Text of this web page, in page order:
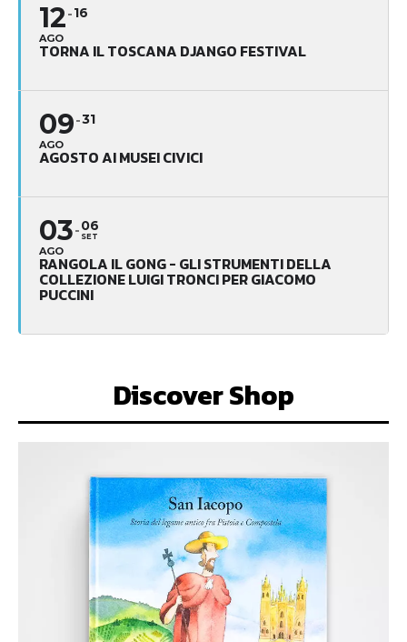
12
AGO
16
TORNA IL TOSCANA DJANGO FESTIVAL
09
AGO
31
AGOSTO AI MUSEI CIVICI
03
AGO
06
SET
RANGOLA IL GONG - GLI STRUMENTI DELLA
COLLEZIONE LUIGI TRONCI PER GIACOMO
PUCCINI
Discover Shop